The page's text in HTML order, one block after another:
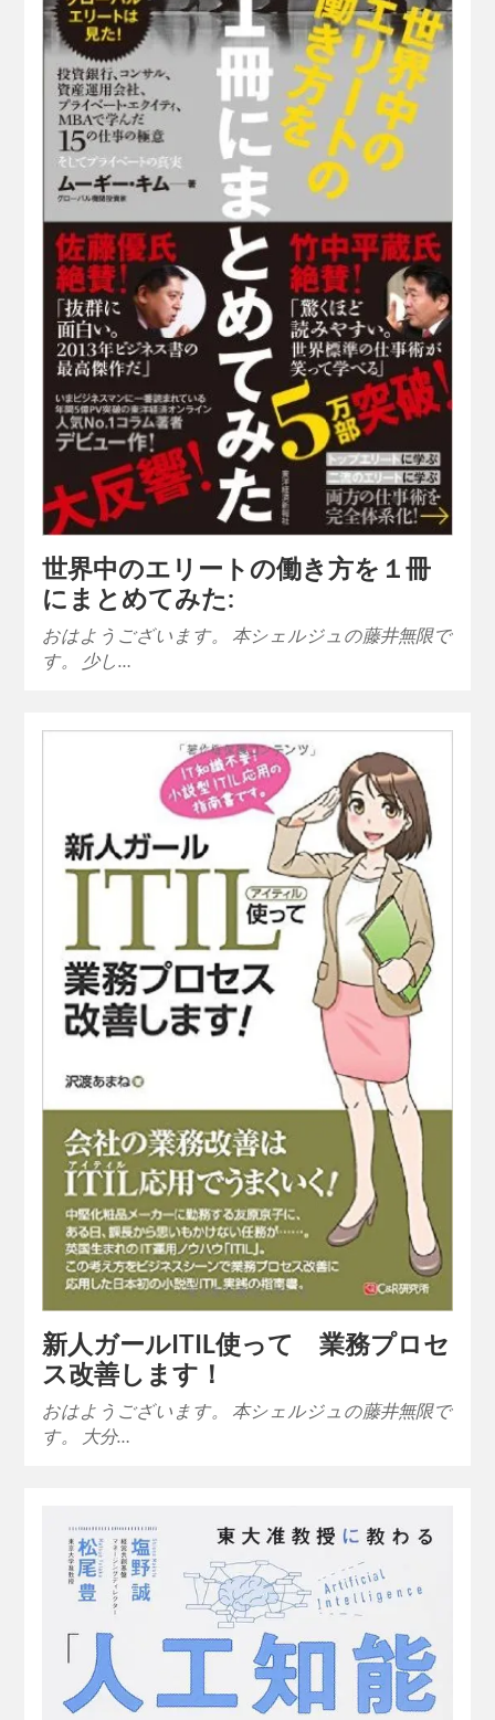
世界中のエリートの働き方を１冊
にまとめてみた:
おはようございます。 本シェルジュの藤井無限で
す。 少し…
新人ガールITIL使って 業務プロセ
ス改善します！
おはようございます。 本シェルジュの藤井無限で
す。 大分…